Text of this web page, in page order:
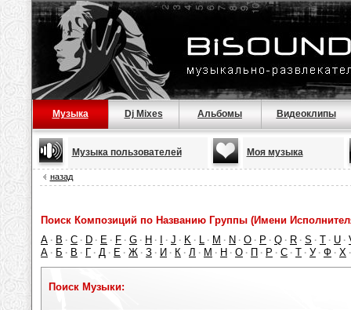
Музыка Dj Mixes Альбомы Видеоклипы
Музыка пользователей Моя музыка
назад
Поиск Композиций по Названию Группы (Имени
A · B · C · D · E · F · G · H · · J · K · L · M · N · O · P · Q · R · S · T · U ·
А · Б · В · Г · Д · Е · Ж · З · И · К · Л · М · Н · О · П · Р · С · Т · У · Ф · Х
Поиск Музыки: